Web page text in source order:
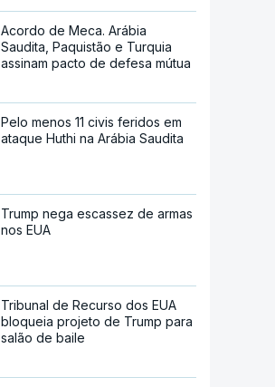
Acordo de Meca. Arábia
Saudita, Paquistão e Turquia
assinam pacto de defesa mútua
Pelo menos 11 civis feridos em
ataque Huthi na Arábia Saudita
Trump nega escassez de armas
nos EUA
Tribunal de Recurso dos EUA
bloqueia projeto de Trump para
salão de baile